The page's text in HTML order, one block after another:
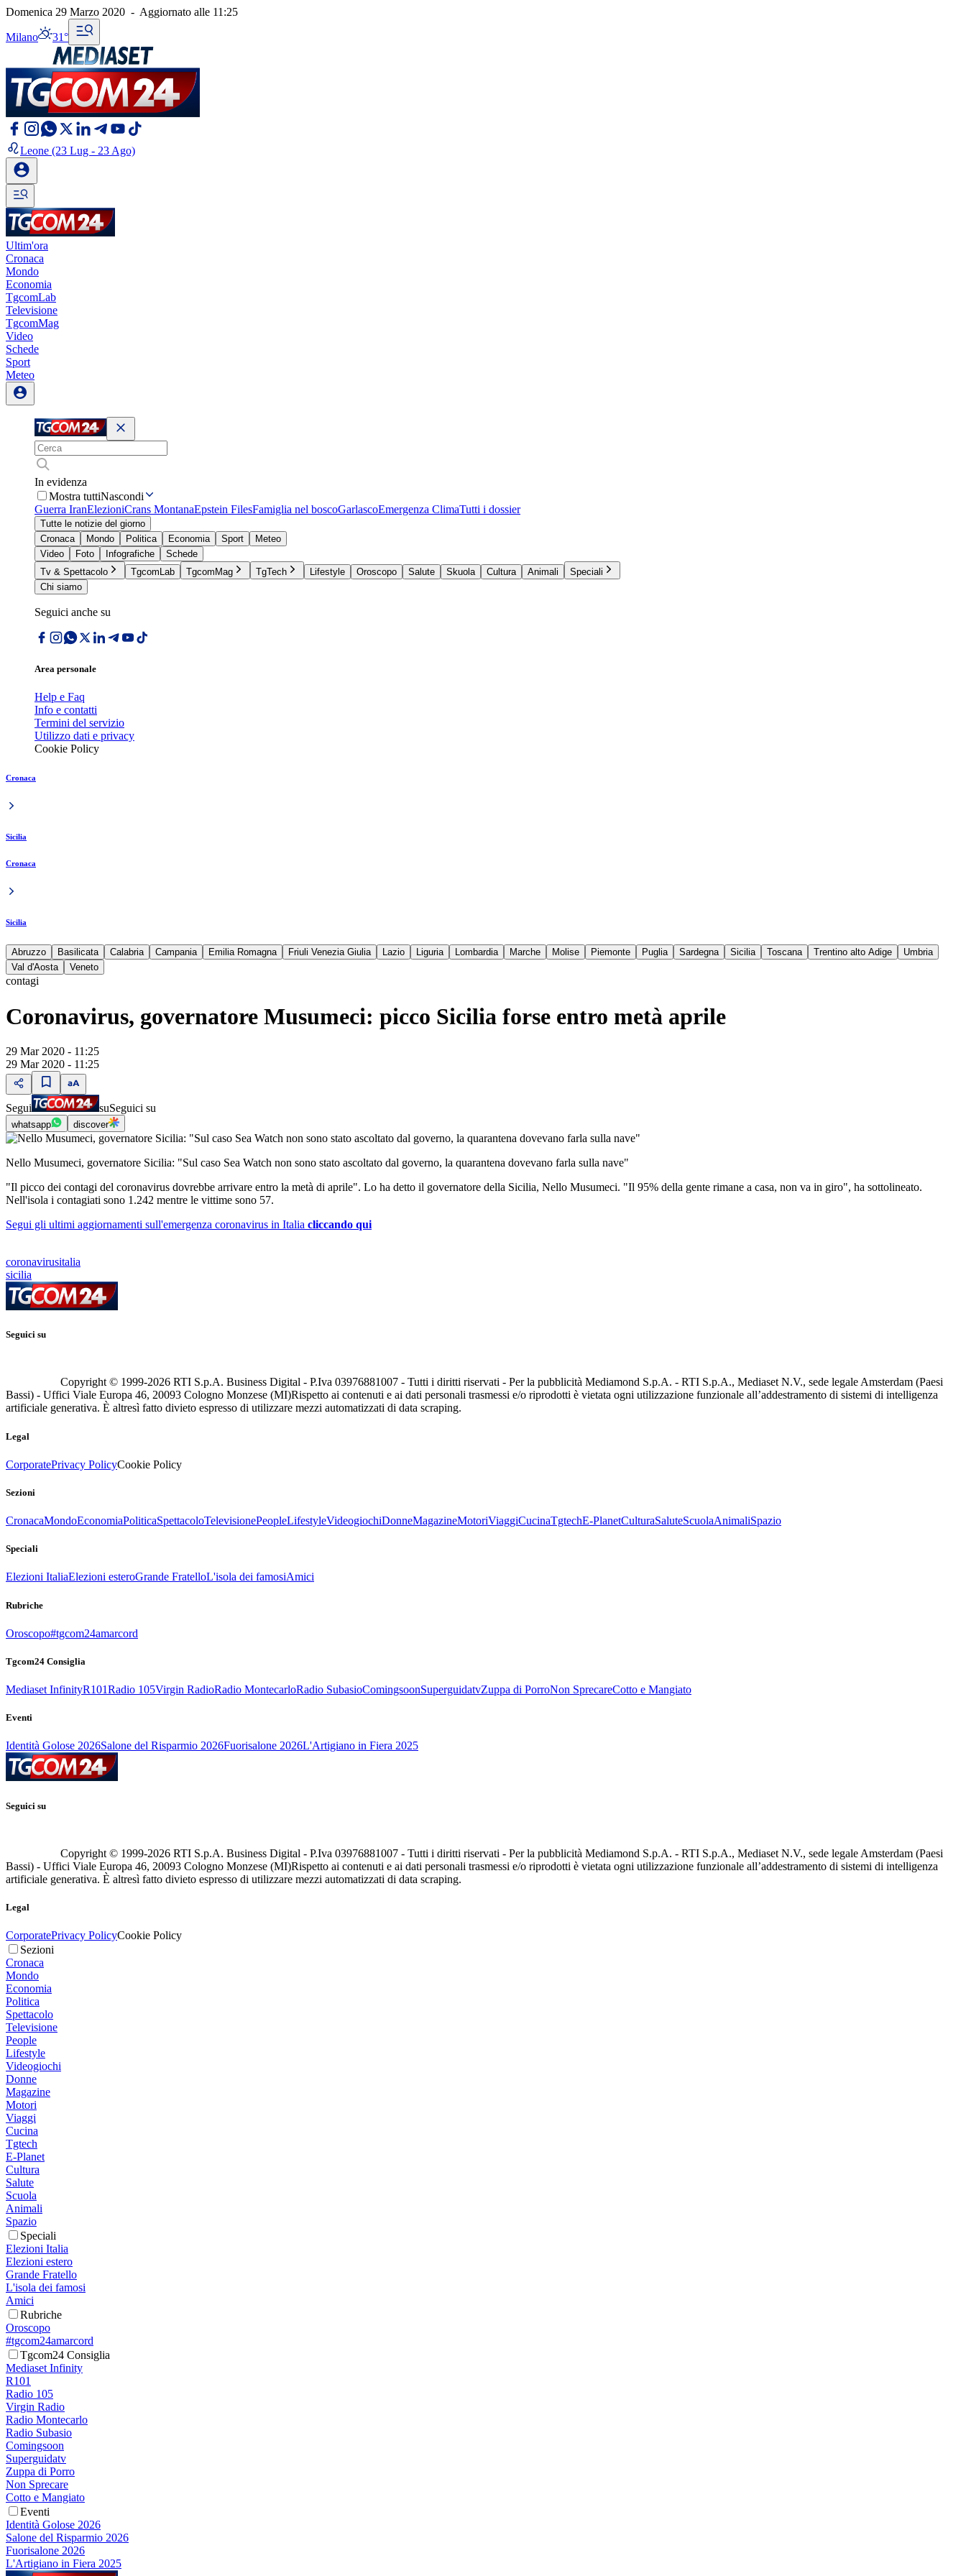
Domenica 29 Marzo 2020 - Aggiornato alle 11:25
Milano 31°
Leone (23 Lug - 23 Ago)
Ultim'ora
Cronaca
Mondo
Economia
TgcomLab
Televisione
TgcomMag
Video
Schede
Sport
Meteo
In evidenza
Mostra tuttiNascondi
Guerra IranElezioniCrans MontanaEpstein FilesFamiglia nel boscoGarlascoEmergenza ClimaTutti i dossier
Tutte le notizie del giorno
Cronaca
Mondo Politica Economia Sport
Meteo
Video
Foto Infografiche
Schede
Tv & Spettacolo
TgcomLab TgcomMag TgTech Lifestyle Oroscopo Salute Skuola Cultura Animali
Speciali
Chi siamo
Seguici anche su
Area personale
Help e Faq
Info e contatti
Termini del servizio
Utilizzo dati e privacy
Cookie Policy
Cronaca
Sicilia
Cronaca
Sicilia
Abruzzo Basilicata Calabria Campania Emilia Romagna Friuli Venezia Giulia Lazio Liguria Lombardia Marche Molise Piemonte Puglia Sardegna Sicilia Toscana Trentino alto Adige
Umbria
Val d'Aosta
Veneto
contagi
Coronavirus, governatore Musumeci: picco Sicilia forse entro metà aprile
29 Mar 2020 - 11:25
29 Mar 2020 - 11:25
Segui suSeguici su
whatsapp discover
Nello Musumeci, governatore Sicilia: "Sul caso Sea Watch non sono stato ascoltato dal governo, la quarantena dovevano farla sulla nave"
"Il picco dei contagi del coronavirus dovrebbe arrivare entro la metà di aprile". Lo ha detto il governatore della Sicilia, Nello Musumeci. "Il 95% della gente rimane a casa, non va in giro", ha sottolineato.
Nell'isola i contagiati sono 1.242 mentre le vittime sono 57.
Segui gli ultimi aggiornamenti sull'emergenza coronavirus in Italia cliccando qui
coronavirusitalia
sicilia
Seguici su
Copyright © 1999-2026 RTI S.p.A. Business Digital - P.Iva 03976881007 - Tutti i diritti riservati - Per la pubblicità Mediamond S.p.A. - RTI S.p.A., Mediaset N.V., sede legale Amsterdam (Paesi
Bassi) - Uffici Viale Europa 46, 20093 Cologno Monzese (MI)Rispetto ai contenuti e ai dati personali trasmessi e/o riprodotti è vietata ogni utilizzazione funzionale all’addestramento di sistemi di intelligenza
artificiale generativa. È altresì fatto divieto espresso di utilizzare mezzi automatizzati di data scraping.
Legal
CorporatePrivacy PolicyCookie Policy
Sezioni
CronacaMondoEconomiaPoliticaSpettacoloTelevisionePeopleLifestyleVideogiochiDonneMagazineMotoriViaggiCucinaTgtechE-PlanetCulturaSaluteScuolaAnimaliSpazio
Speciali
Elezioni ItaliaElezioni esteroGrande FratelloL'isola dei famosiAmici
Rubriche
Oroscopo#tgcom24amarcord
Tgcom24 Consiglia
Mediaset InfinityR101Radio 105Virgin RadioRadio MontecarloRadio SubasioComingsoonSuperguidatvZuppa di PorroNon SprecareCotto e Mangiato
Eventi
Identità Golose 2026Salone del Risparmio 2026Fuorisalone 2026L'Artigiano in Fiera 2025
Seguici su
Copyright © 1999-2026 RTI S.p.A. Business Digital - P.Iva 03976881007 - Tutti i diritti riservati - Per la pubblicità Mediamond S.p.A. - RTI S.p.A., Mediaset N.V., sede legale Amsterdam (Paesi
Bassi) - Uffici Viale Europa 46, 20093 Cologno Monzese (MI)Rispetto ai contenuti e ai dati personali trasmessi e/o riprodotti è vietata ogni utilizzazione funzionale all’addestramento di sistemi di intelligenza
artificiale generativa. È altresì fatto divieto espresso di utilizzare mezzi automatizzati di data scraping.
Legal
CorporatePrivacy PolicyCookie Policy
Sezioni
Cronaca
Mondo
Economia
Politica
Spettacolo
Televisione
People
Lifestyle
Videogiochi
Donne
Magazine
Motori
Viaggi
Cucina
Tgtech
E-Planet
Cultura
Salute
Scuola
Animali
Spazio
Speciali
Elezioni Italia
Elezioni estero
Grande Fratello
L'isola dei famosi
Amici
Rubriche
Oroscopo
#tgcom24amarcord
Tgcom24 Consiglia
Mediaset Infinity
R101
Radio 105
Virgin Radio
Radio Montecarlo
Radio Subasio
Comingsoon
Superguidatv
Zuppa di Porro
Non Sprecare
Cotto e Mangiato
Eventi
Identità Golose 2026
Salone del Risparmio 2026
Fuorisalone 2026
L'Artigiano in Fiera 2025